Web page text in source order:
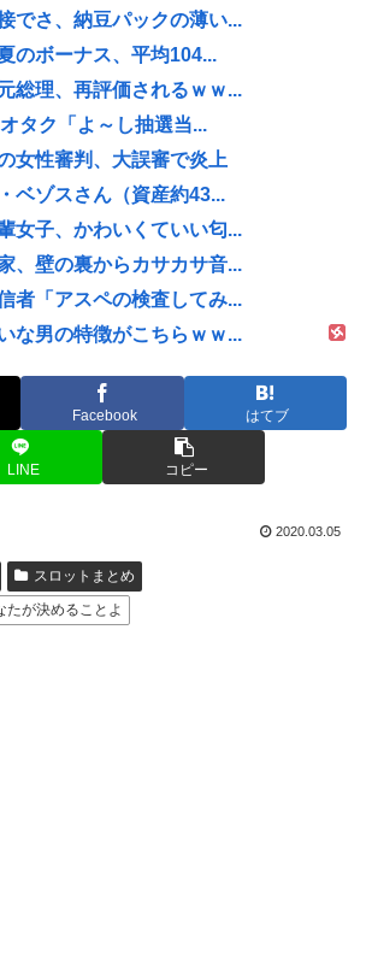
でさ、納豆パックの薄い...
のボーナス、平均104...
総理、再評価されるｗｗ...
タク「よ～し抽選当...
女性審判、大誤審で炎上
ベゾスさん（資産約43...
女子、かわいくていい匂...
、壁の裏からカサカサ音...
者「アスペの検査してみ...
な男の特徴がこちらｗｗ...
Facebook はてブ
LINE コピー
2020.03.05
スロットまとめ
たが決めることよ